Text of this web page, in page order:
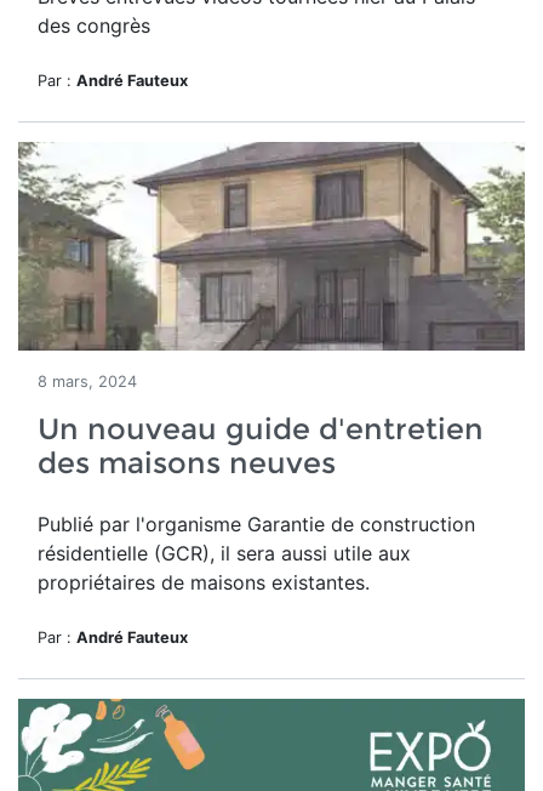
des congrès
Par : André Fauteux
8 mars, 2024
Un nouveau guide d'entretien
des maisons neuves
Publié par l'organisme Garantie de construction
résidentielle (GCR), il sera aussi utile aux
propriétaires de maisons existantes.
Par : André Fauteux